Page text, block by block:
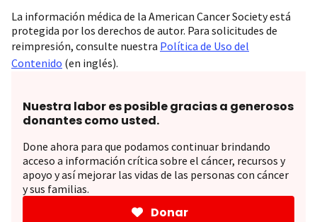
La información médica de la American Cancer Society está
protegida por los derechos de autor. Para solicitudes de
reimpresión, consulte nuestra Política de Uso del
Contenido (en inglés).
Nuestra labor es posible gracias a generosos
donantes como usted.
Done ahora para que podamos continuar brindando
acceso a información crítica sobre el cáncer, recursos y
apoyo y así mejorar las vidas de las personas con cáncer
y sus familias.
Donar